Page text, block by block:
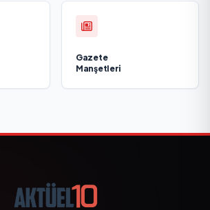
Gazete
Manşetleri